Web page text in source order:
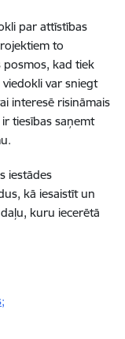
par attīstības
to
posmos, kad tiek
var sniegt
interesē risināmais
tiesības saņemt
iestādes
kā iesaistīt un
kuru iecerētā